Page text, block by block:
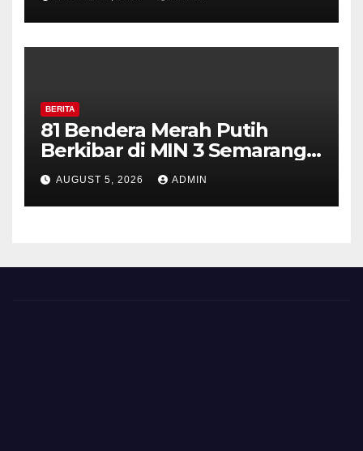
Perkuat Kamtibmas, Warga
Diajak Aktifkan Ronda
BERITA
81 Bendera Merah Putih
Berkibar di MIN 3 Semarang,
Bhabinkamtibmas Desa
Timpik Hadiri Peringatan
HUT ke-81 Kemerdekaan RI
AUGUST 5, 2026 ADMIN